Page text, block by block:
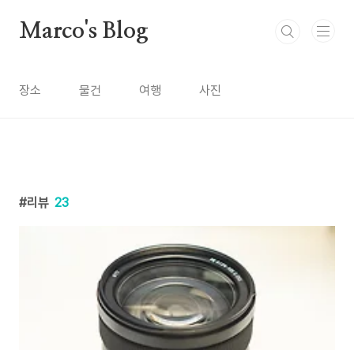
Marco's Blog
장소 물건 여행 사진
리뷰 23